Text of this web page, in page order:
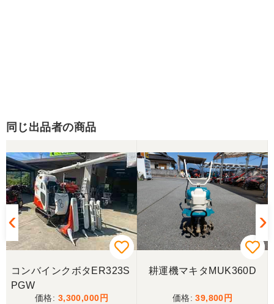
同じ出品者の商品
コンバインクボタER323S
PGW
3,300,000
耕運機マキタMUK360D
39,800